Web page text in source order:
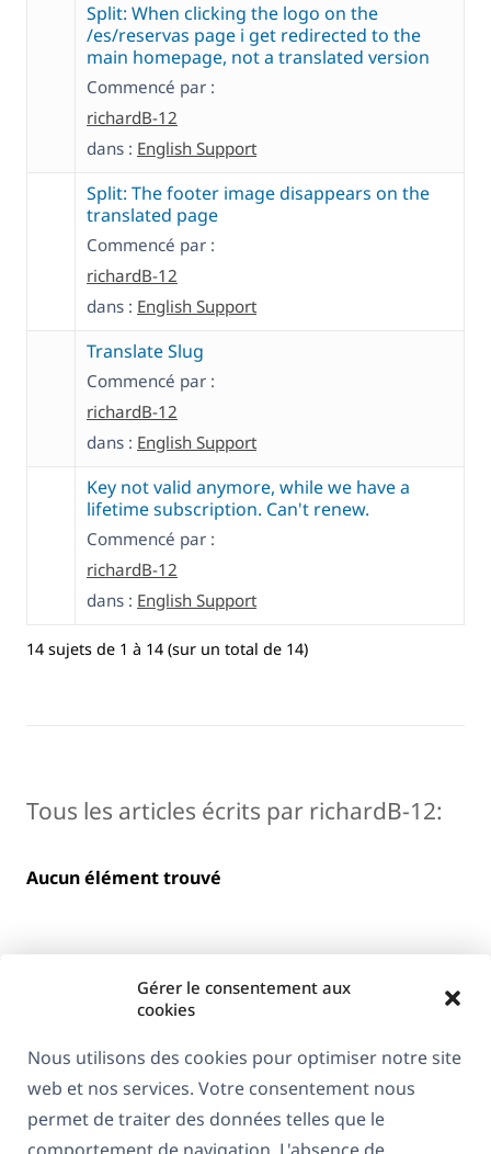
Gérer le consentement aux
cookies
Nous utilisons des cookies pour optimiser notre site
web et nos services. Votre consentement nous
permet de traiter des données telles que le
Split: When clicking the logo on the
/es/reservas page i get redirected to the
main homepage, not a translated version
Commencé par :
richardB-12
dans : English Support
Split: The footer image disappears on the
translated page
Commencé par :
richardB-12
dans : English Support
Translate Slug
Commencé par :
richardB-12
dans : English Support
Key not valid anymore, while we have a
lifetime subscription. Can't renew.
Commencé par :
richardB-12
dans : English Support
14 sujets de 1 à 14 (sur un total de 14)
Tous les articles écrits par richardB-12:
Aucun élément trouvé
RGPD & Politique de confidentialité